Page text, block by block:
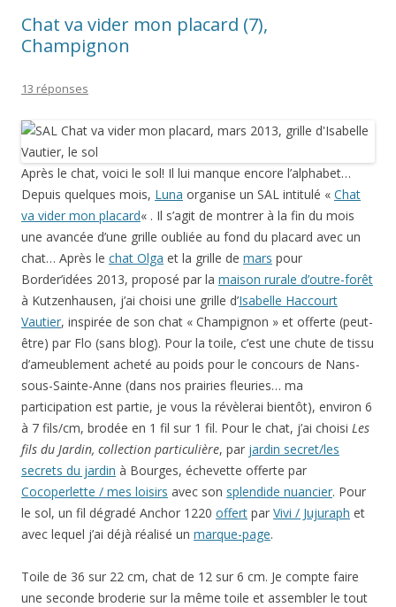
Chat va vider mon placard (7),
Champignon
13 réponses
Après le chat, voici le sol! Il lui manque encore l’alphabet…
Depuis quelques mois, Luna organise un SAL intitulé « Chat
va vider mon placard« . Il s’agit de montrer à la fin du mois
une avancée d’une grille oubliée au fond du placard avec un
chat… Après le chat Olga et la grille de mars pour
Border’idées 2013, proposé par la maison rurale d’outre-forêt
à Kutzenhausen, j’ai choisi une grille d’Isabelle Haccourt
Vautier, inspirée de son chat « Champignon » et offerte (peut-
être) par Flo (sans blog). Pour la toile, c’est une chute de tissu
d’ameublement acheté au poids pour le concours de Nans-
sous-Sainte-Anne (dans nos prairies fleuries… ma
participation est partie, je vous la révèlerai bientôt), environ 6
à 7 fils/cm, brodée en 1 fil sur 1 fil. Pour le chat, j’ai choisi Les
fils du Jardin, collection particulière, par jardin secret/les
secrets du jardin à Bourges, échevette offerte par
Cocoperlette / mes loisirs avec son splendide nuancier. Pour
le sol, un fil dégradé Anchor 1220 offert par Vivi / Jujuraph et
avec lequel j’ai déjà réalisé un marque-page.
Toile de 36 sur 22 cm, chat de 12 sur 6 cm. Je compte faire
une seconde broderie sur la même toile et assembler le tout